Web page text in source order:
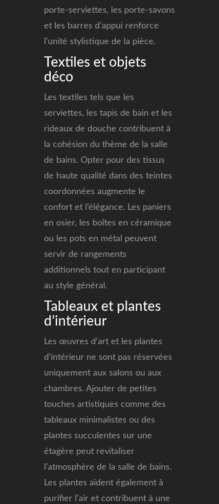
porte-serviettes, les porte-savons
et les barres d’appui renforce
l’unité stylistique de la pièce.
Textiles et objets
déco
Les textiles tels que les
serviettes, les tapis de bain et les
rideaux de douche contribuent à
la cohésion du thème de la salle
de bains. Opter pour des tissus
de haute qualité dans des teintes
coordonnées augmente le
confort et l’élégance. Les paniers
en osier, les boîtes en céramique
ou les pots en métal peuvent
servir de rangements
additionnels tout en participant
au style général.
Tableaux et plantes
d’intérieur
Les œuvres d’art et les plantes
d’intérieur ne sont pas réservées
uniquement aux salons ou aux
chambres. Ajouter de petites
touches artistiques comme des
tableaux minimalistes ou des
plantes succulentes sur une
étagère peut revitaliser
l’atmosphère de la salle de bains.
Les plantes aident également à
purifier l’air et contribuent à une